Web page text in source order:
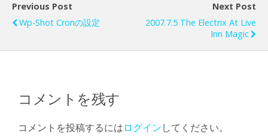
Previous Post
Wp-Shot Cronの設定
Next Post
2007.7.5 The Electrix At Live
Inn Magic
コメントを残す
コメントを投稿するにはログインしてください。